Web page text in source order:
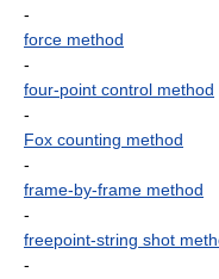
-
force method
-
four-point control method
-
Fox counting method
-
frame-by-frame method
-
freepoint-string shot
-